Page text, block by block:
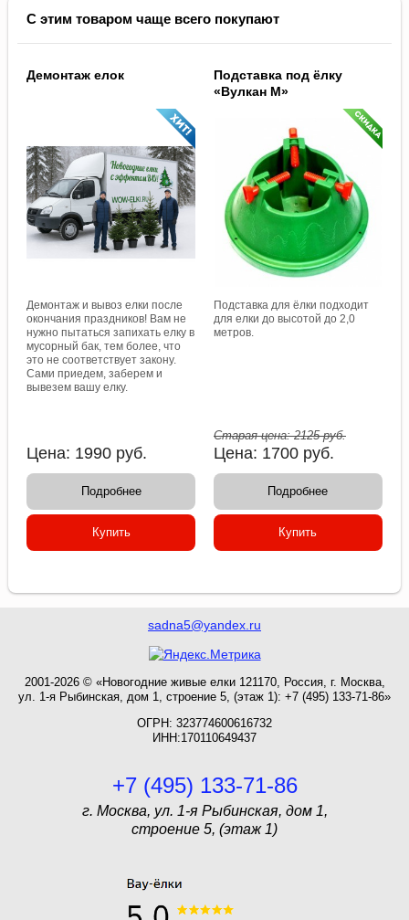
С этим товаром чаще всего покупают
Демонтаж елок
Демонтаж и вывоз елки после
окончания праздников! Вам не
нужно пытаться запихать елку в
мусорный бак, тем более, что
это не соответствует закону.
Сами приедем, заберем и
вывезем вашу елку.
Цена: 1990 руб.
Подробнее
Купить
Подставка под ёлку
«Вулкан M»
Подставка для ёлки подходит
для елки до высотой до 2,0
метров.
Старая цена:2125руб.
Цена: 1700 руб.
Подробнее
Купить
sadna5@yandex.ru
2001-2026 © «Новогодние живые елки 121170, Россия, г. Москва,
ул. 1-я Рыбинская, дом 1, строение 5, (этаж 1): +7 (495) 133-71-86»
ОГРН: 323774600616732
ИНН:170110649437
+7 (495) 133-71-86
г. Москва, ул. 1-я Рыбинская, дом 1,
строение 5, (этаж 1)